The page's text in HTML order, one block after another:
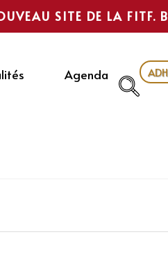
SITE DE LA
Agenda